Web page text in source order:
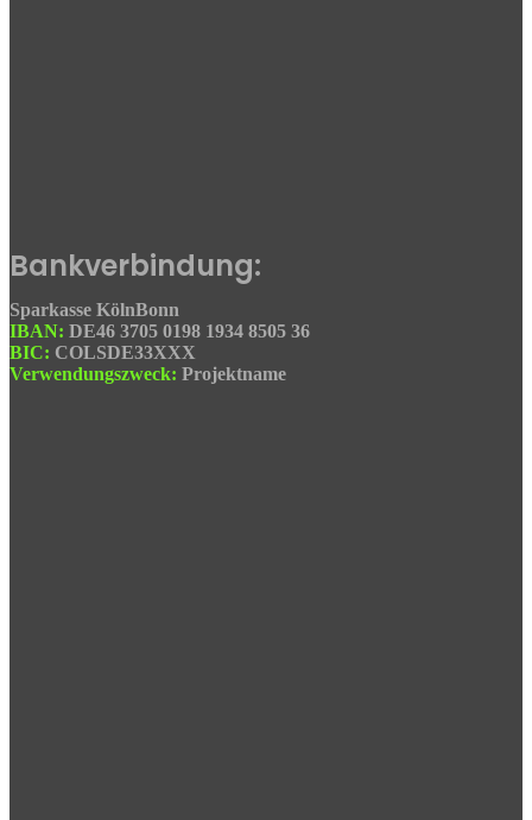
Bankverbindung:
Sparkasse KölnBonn
IBAN: DE46 3705 0198 1934 8505 36
BIC: COLSDE33XXX
Verwendungszweck: Projektname